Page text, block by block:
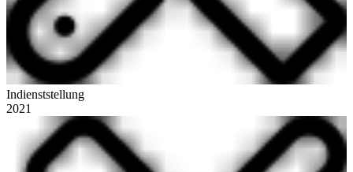
Indienststellung
2021